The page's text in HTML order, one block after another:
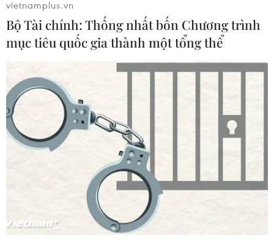
vietnamplus.vn
Bộ Tài chính: Thống nhất bốn Chương trình
mục tiêu quốc gia thành một tổng thể